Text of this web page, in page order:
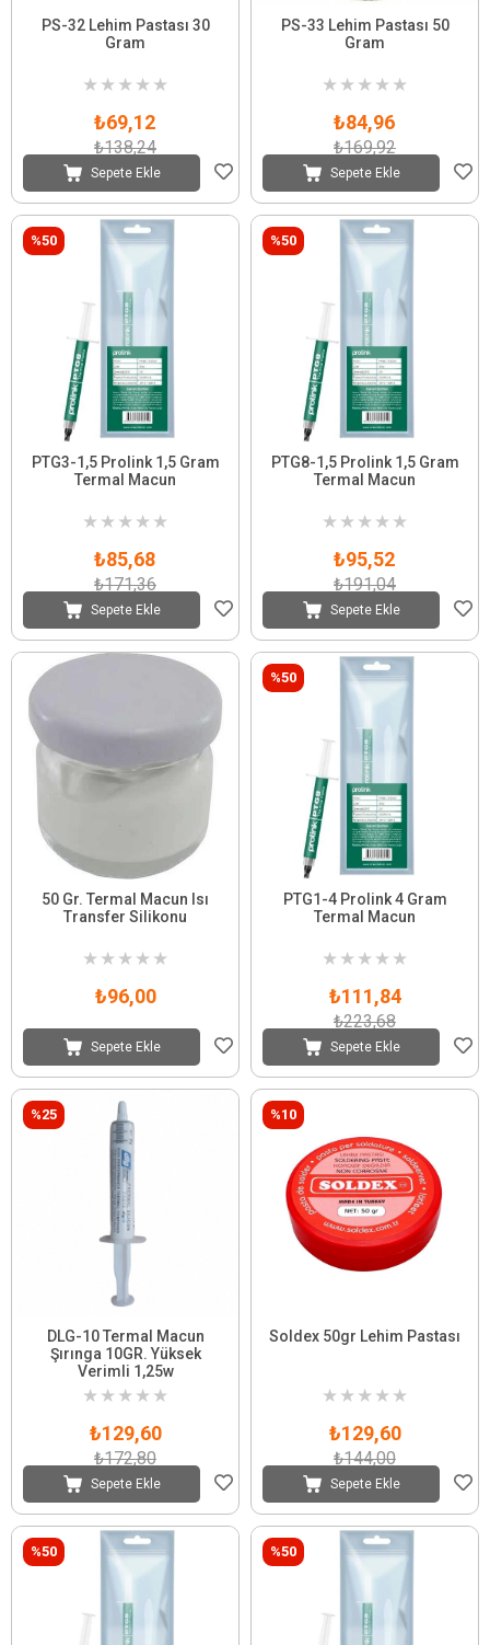
PS-32 Lehim Pastası 30
Gram
★ ★ ★ ★ ★
₺69,12
₺138,24
Sepete Ekle
PS-33 Lehim Pastası 50
Gram
★ ★ ★ ★ ★
₺84,96
₺169,92
Sepete Ekle
PTG3-1,5 Prolink 1,5 Gram
Termal Macun
★ ★ ★ ★ ★
₺85,68
₺171,36
Sepete Ekle
%50
PTG8-1,5 Prolink 1,5 Gram
Termal Macun
★ ★ ★ ★ ★
₺95,52
₺191,04
Sepete Ekle
%50
50 Gr. Termal Macun Isı
Transfer Silikonu
★ ★ ★ ★ ★
₺96,00
Sepete Ekle
PTG1-4 Prolink 4 Gram
Termal Macun
★ ★ ★ ★ ★
₺111,84
₺223,68
Sepete Ekle
%50
DLG-10 Termal Macun
Şırınga 10GR. Yüksek
Verimli 1,25w
★ ★ ★ ★ ★
₺129,60
₺172,80
Sepete Ekle
%25
Soldex 50gr Lehim Pastası
★ ★ ★ ★ ★
₺129,60
₺144,00
Sepete Ekle
%10
%50 %50